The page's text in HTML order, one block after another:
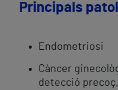
Principals
Endometriosi
Càncer
detecció